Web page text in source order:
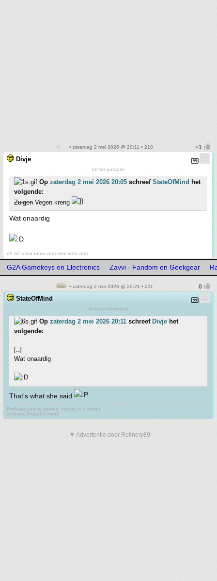
• zaterdag 2 mei 2026 @ 20:11 • 210
Divje
brr brr patapim
Op zaterdag 2 mei 2026 20:05 schreef StateOfMind het
volgende:
Zuigen Vegen kreng
Wat onaardig
oh ah toma toma vem vem vem vem
G2A Gamekeys en Electronics Zavvi - Fandom en Geekgear
• zaterdag 2 mei 2026 @ 20:21 • 211
StateOfMind
Ancient Astronaut
Op zaterdag 2 mei 2026 20:11 schreef Divje het
volgende:
[..]
Wat onaardig
That's what she said
Perhaps you've seen it, maybe in a dream.
A murky, forgotten land.
▼ Advertentie door Refinery89